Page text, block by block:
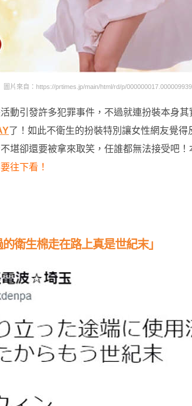
圖片來自：https://prtimes.jp/main/html/rd/p/
動引發許多犯罪事件，不過就連扮裝本身
了！如此不衛生的扮裝特別讓女性網友覺得
堪卻還要被拿來取笑，任誰都無法接受吧
往下看！
衛生棉走在路上真是世紀末」